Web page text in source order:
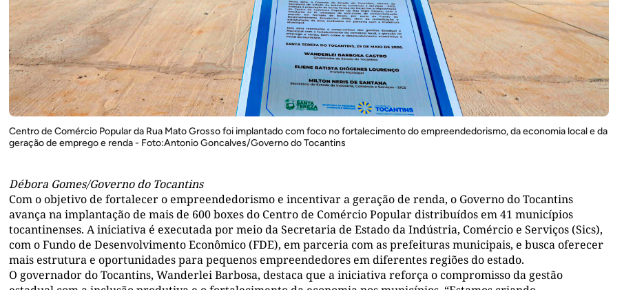
Centro de Comércio Popular da Rua Mato Grosso foi implantado com foco no fortalecimento do empreendedorismo, da economia local e da
geração de emprego e renda - Foto:Antonio Goncalves/Governo do Tocantins
Débora Gomes/Governo do Tocantins
Com o objetivo de fortalecer o empreendedorismo e incentivar a geração de renda, o Governo do Tocantins
avança na implantação de mais de 600 boxes do Centro de Comércio Popular distribuídos em 41 municípios
tocantinenses. A iniciativa é executada por meio da Secretaria de Estado da Indústria, Comércio e Serviços (Sics),
com o Fundo de Desenvolvimento Econômico (FDE), em parceria com as prefeituras municipais, e busca oferecer
mais estrutura e oportunidades para pequenos empreendedores em diferentes regiões do estado.
O governador do Tocantins, Wanderlei Barbosa, destaca que a iniciativa reforça o compromisso da gestão